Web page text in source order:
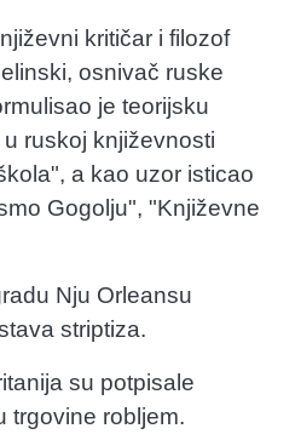
kritičar i filozof
osnivač ruske
je teorijsku
ruskoj književnosti
a kao uzor isticao
Gogolju", "Književne
Nju Orleansu
striptiza.
su potpisale
trgovine robljem.